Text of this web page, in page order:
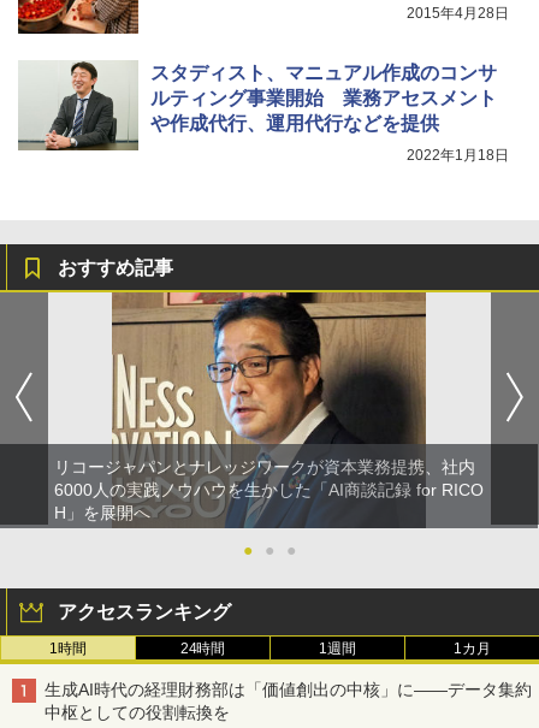
2015年4月28日
スタディスト、マニュアル作成のコンサ
ルティング事業開始 業務アセスメント
や作成代行、運用代行などを提供
2022年1月18日
おすすめ記事
リコージャパンとナレッジワークが資本業務提携、社内
6000人の実践ノウハウを生かした「AI商談記録 for RICO
H」を展開へ
●
● ●
アクセスランキング
1時間 24時間 1週間 1カ月
生成AI時代の経理財務部は「価値創出の中核」に――データ集約
中枢としての役割転換を